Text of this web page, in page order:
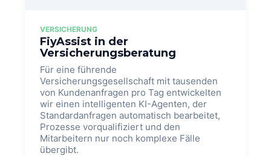
VERSICHERUNG
FiyAssist in der
Versicherungsberatung
Für eine führende
Versicherungsgesellschaft mit tausenden
von Kundenanfragen pro Tag entwickelten
wir einen intelligenten KI-Agenten, der
Standardanfragen automatisch bearbeitet,
Prozesse vorqualifiziert und den
Mitarbeitern nur noch komplexe Fälle
übergibt.